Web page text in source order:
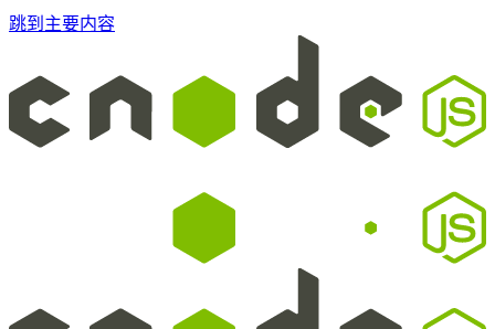
跳到主要内容